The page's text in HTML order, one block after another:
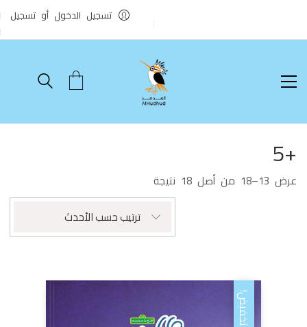
تسجيل الدخول أو تسجيل
+5
عرض 13–18 من أصل 18 نتيجة
الفرز
حسب
الأحدث
ترتيب حسب الأحدث
تخفيض!